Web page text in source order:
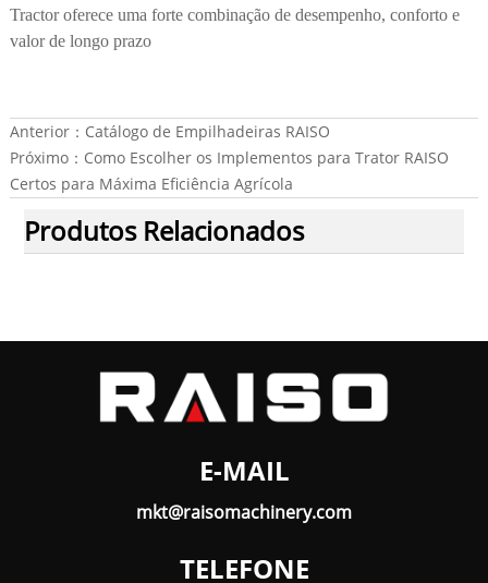
Tractor oferece uma forte combinação de desempenho, conforto e
valor de longo prazo
Anterior： Catálogo de Empilhadeiras RAISO
Próximo： Como Escolher os Implementos para Trator RAISO
Certos para Máxima Eficiência Agrícola
Produtos Relacionados
E-MAIL
mkt@raisomachinery.com
TELEFONE